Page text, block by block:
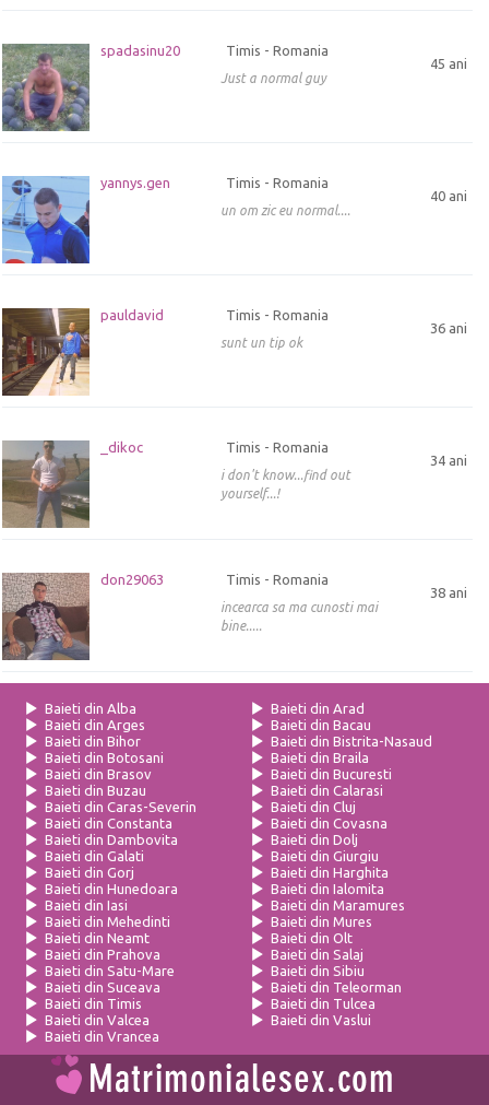
spadasinu20
45 ani
Timis - Romania
Just a normal guy
yannys.gen
40 ani
Timis - Romania
un om zic eu normal....
pauldavid
36 ani
Timis - Romania
sunt un tip ok
_dikoc
34 ani
Timis - Romania
i don't know...find out
yourself...!
don29063
38 ani
Timis - Romania
incearca sa ma cunosti mai
bine.....
Baieti din Alba
Baieti din Arad
Baieti din Arges
Baieti din Bacau
Baieti din Bihor
Baieti din Bistrita-Nasaud
Baieti din Botosani
Baieti din Braila
Baieti din Brasov
Baieti din Bucuresti
Baieti din Buzau
Baieti din Calarasi
Baieti din Caras-Severin
Baieti din Cluj
Baieti din Constanta
Baieti din Covasna
Baieti din Dambovita
Baieti din Dolj
Baieti din Galati
Baieti din Giurgiu
Baieti din Gorj
Baieti din Harghita
Baieti din Hunedoara
Baieti din Ialomita
Baieti din Iasi
Baieti din Maramures
Baieti din Mehedinti
Baieti din Mures
Baieti din Neamt
Baieti din Olt
Baieti din Prahova
Baieti din Salaj
Baieti din Satu-Mare
Baieti din Sibiu
Baieti din Suceava
Baieti din Teleorman
Baieti din Timis
Baieti din Tulcea
Baieti din Valcea
Baieti din Vaslui
Baieti din Vrancea